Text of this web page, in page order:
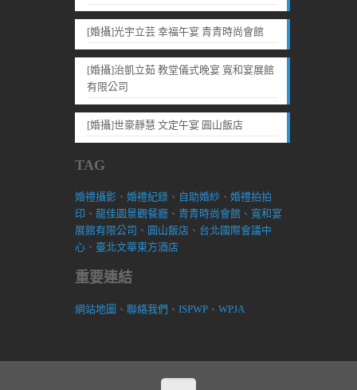
[婚攝]光宇立芸 幸福午宴 青青時尚會館
[婚攝]治凱立茹 教堂儀式晚宴 寬和宴展館
有限公司
[婚攝]世豪靜慧 文定午宴 圓山飯店
TAG
婚禮攝影 、 婚禮紀錄 、 自助婚紗 、 婚禮拍拍
印 、 龍佳園景觀餐廳 、 青青時尚會館 、 寬和宴
展館有限公司 、 圓山飯店 、 台北國際會議中
心 、 臺北文華東方酒店
重要連結
網站地圖 、 聯絡我們 、 ISPWP 、 WPJA